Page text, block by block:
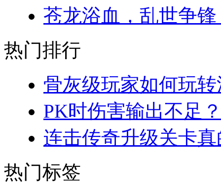
苍龙浴血，乱世争
热门排行
骨灰级玩家如何玩
PK时伤害输出不足
连击传奇升级关卡
热门标签